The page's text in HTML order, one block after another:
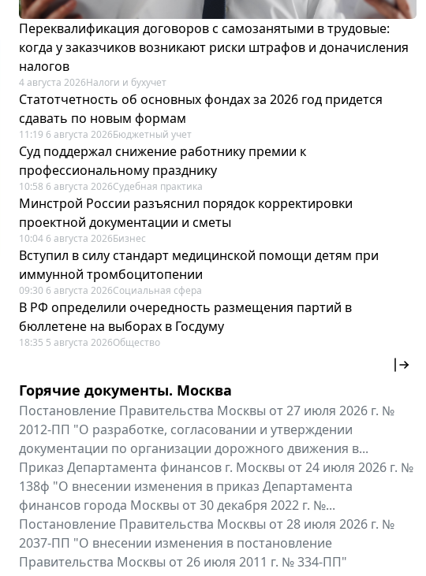
Переквалификация договоров с самозанятыми в трудовые:
когда у заказчиков возникают риски штрафов и доначисления
налогов
4 августа 2026Налоги и бухучет
Статотчетность об основных фондах за 2026 год придется
сдавать по новым формам
11:19 6 августа 2026Бюджетный учет
Суд поддержал снижение работнику премии к
профессиональному празднику
10:58 6 августа 2026Судебная практика
Минстрой России разъяснил порядок корректировки
проектной документации и сметы
10:04 6 августа 2026Бизнес
Вступил в силу стандарт медицинской помощи детям при
иммунной тромбоцитопении
09:30 6 августа 2026Социальная сфера
В РФ определили очередность размещения партий в
бюллетене на выборах в Госдуму
18:35 5 августа 2026Общество
Горячие документы. Москва
Постановление Правительства Москвы от 27 июля 2026 г. №
2012-ПП "О разработке, согласовании и утверждении
документации по организации дорожного движения в...
Приказ Департамента финансов г. Москвы от 24 июля 2026 г. №
138ф "О внесении изменения в приказ Департамента
финансов города Москвы от 30 декабря 2022 г. №...
Постановление Правительства Москвы от 28 июля 2026 г. №
2037-ПП "О внесении изменения в постановление
Правительства Москвы от 26 июля 2011 г. № 334-ПП"